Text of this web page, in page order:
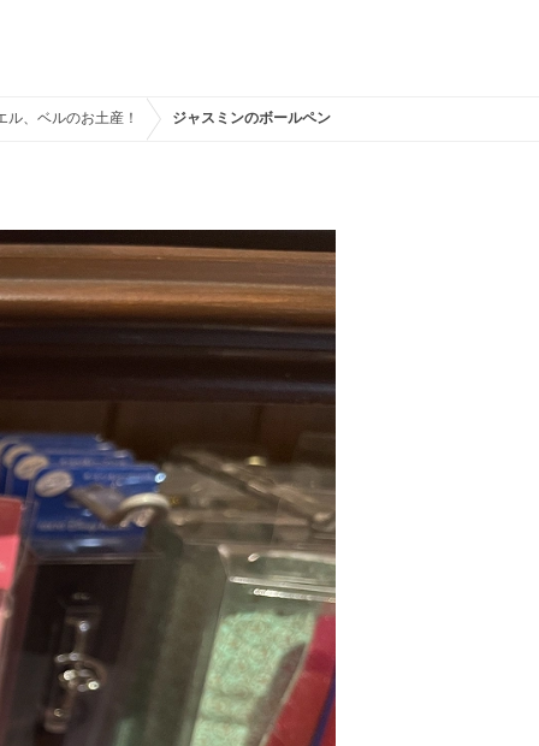
、ベルのお土産！ ジャスミンのボールペン（サラサ）